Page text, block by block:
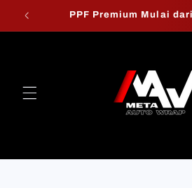
Skip to
PPF Premium Mulai